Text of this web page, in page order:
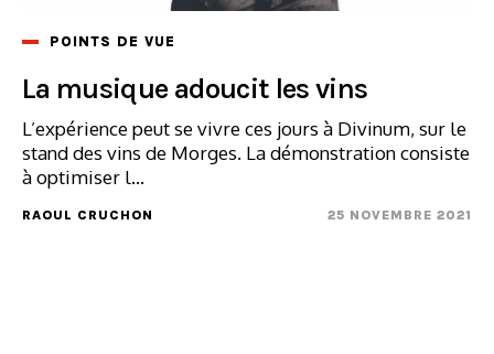
POINTS DE VUE
La musique adoucit les vins
L’expérience peut se vivre ces jours à Divinum, sur le
stand des vins de Morges. La démonstration consiste
à optimiser l...
RAOUL CRUCHON 25 NOVEMBRE 2021